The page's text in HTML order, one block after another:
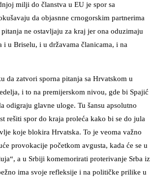
milji do članstva u EU je spor sa
da objasnne crnogorskim partnerima
ne ostavljaju za kraj jer ona oduzimaju
i u Briselu, i u državama članicama, i na
da zatvori sporna pitanja sa Hrvatskom u
i to na premijerskom nivou, gde bi Spajić
odigraju glavne uloge. Tu šansu apsolutno
rešiti spor do kraja proleća kako bi se do jula
koje blokira Hrvatska. To je veoma važno
provokacije početkom avgusta, kada će se u
a u Srbiji komemorirati proterivanje Srba iz
ima svoje refleksije i na političke prilike u